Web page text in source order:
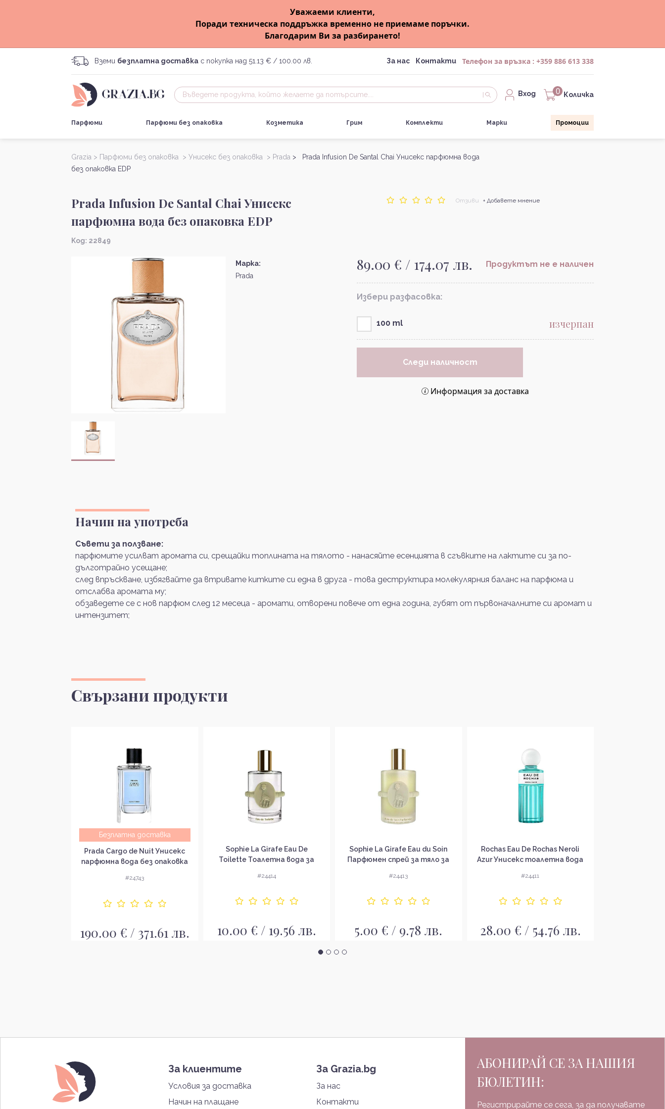
Уважаеми клиенти,
Поради техническа поддръжка временно не приемаме поръчки.
Благодарим Ви за разбирането!
Вземи безплатна доставка с покупка над 51.13 € / 100.00 лв. За нас Контакти Телефон за връзка : +359 886 613 338
Вход 0 Количка
Парфюми Парфюми без опаковка Козметика Грим Комплекти Марки Промоции
Grazia > Парфюми без опаковка > Унисекс без опаковка > Prada > Prada Infusion De Santal Chai Унисекс парфюмна вода
без опаковка EDP
Prada Infusion De Santal Chai Унисекс
парфюмна вода без опаковка EDP
Kод: 22849
Отзиви + Добавете мнение
Марка:
Prada
89.00 € / 174.07 лв. Продуктът не е наличен
Избери разфасовка:
100 ml изчерпан
Следи наличност
Информация за доставка
Начин на употреба
Съвети за ползване:
парфюмите усилват аромата си, срещайки топлината на тялото - нанасяйте есенцията в сгъвките на лактите си за по-
дълготрайно усещане;
след впръскване, избягвайте да втривате китките си една в друга - това деструктира молекулярния баланс на парфюма и
отслабва аромата му;
обзаведете се с нов парфюм след 12 месеца - аромати, отворени повече от една година, губят от първоначалните си аромат и
интензитет;
Свързани продукти
Безплатна доставка
Prada Cargo de Nuit Унисекс
парфюмна вода без опаковка
#24743
190.00 € / 371.61 лв.
Sophie La Girafe Eau De
Toilette Тоалетна вода за
#24414
10.00 € / 19.56 лв.
Sophie La Girafe Eau du Soin
Парфюмен спрей за тяло за
#24413
5.00 € / 9.78 лв.
Rochas Eau De Rochas Neroli
Azur Унисекс тоалетна вода
#24411
28.00 € / 54.76 лв.
За клиентите
Условия за доставка
Начин на плащане
За Grazia.bg
За нас
Контакти
АБОНИРАЙ СЕ ЗА НАШИЯ
БЮЛЕТИН:
Регистрирайте се сега, за да получавате